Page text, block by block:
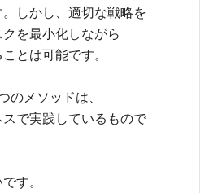
しかし、適切な戦略を
を最小化しながら
とは可能です。
のメソッドは、
で実践しているもので
す。